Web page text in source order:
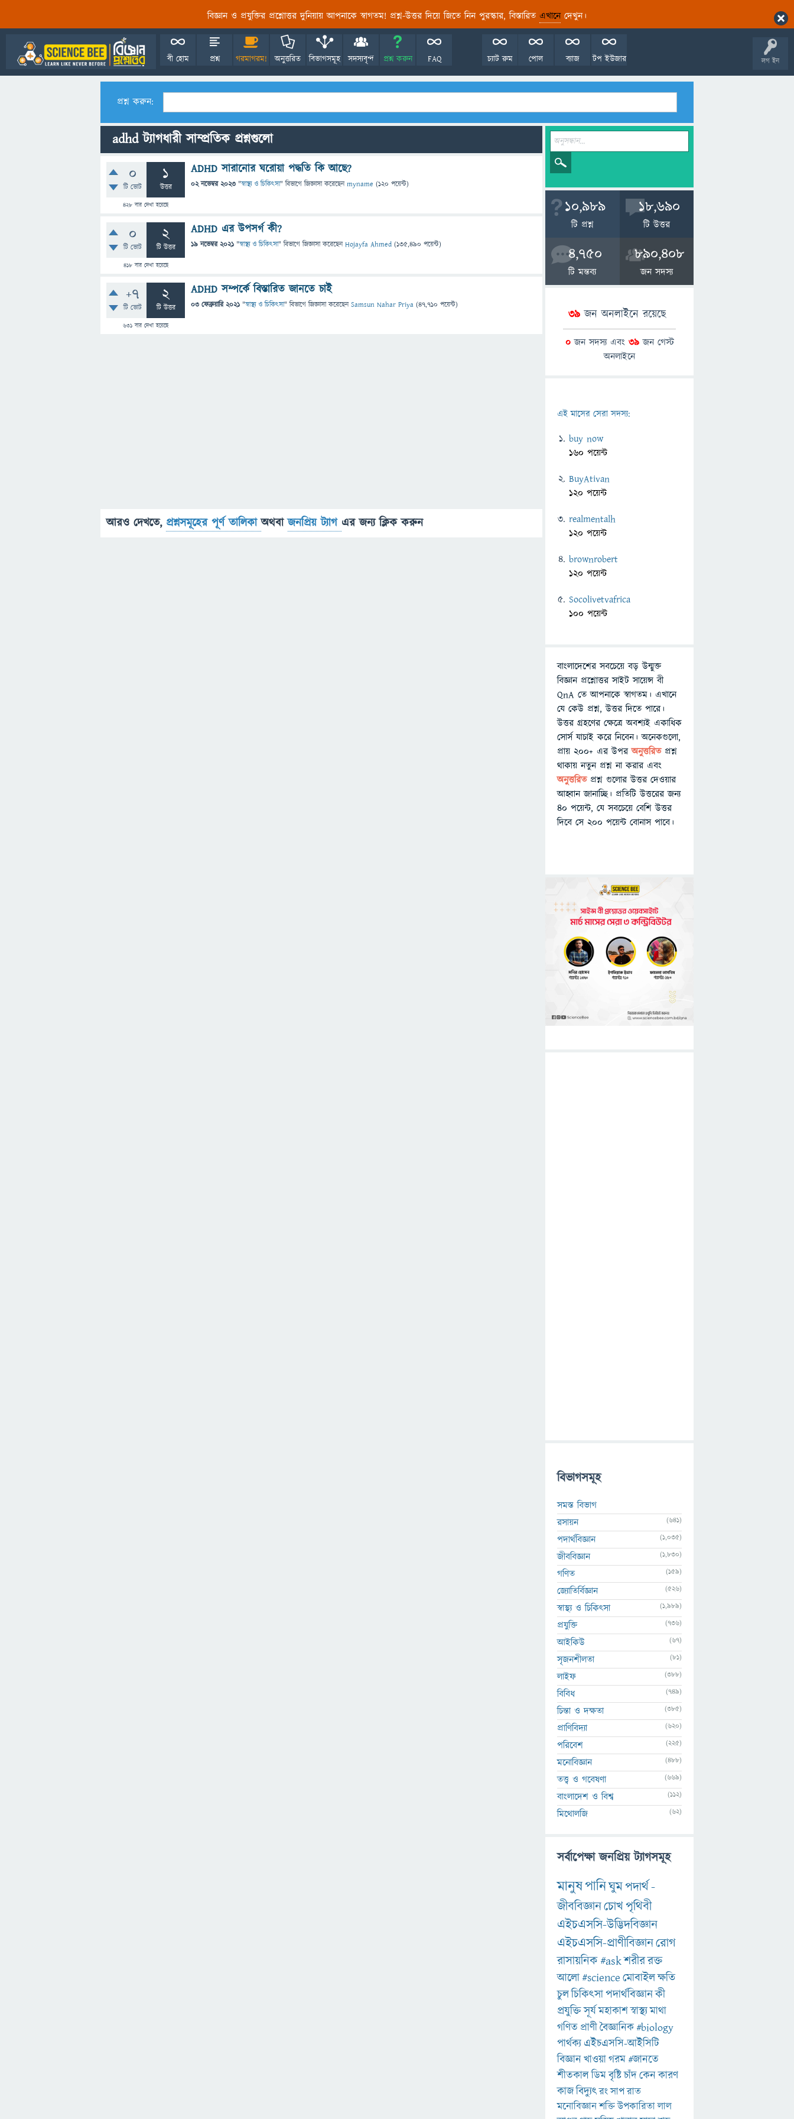
বিজ্ঞান ও প্রযুক্তির প্রশ্নোত্তর দুনিয়ায় আপনাকে স্বাগতম! প্রশ্ন-উত্তর দিয়ে জিতে নিন পুরস্কার, বিস্তারিত এখানেদেখুন।
লগ ইন
বী হোম প্রশ্ন গরমাগরম! অনুত্তরিত বিভাগসমূহ সদস্যবৃন্দ প্রশ্ন করুন FAQ টপ ইউজার
ব্যাজ
পোল
চ্যাট রুম
প্রশ্ন করুন:
adhd ট্যাগধারী সাম্প্রতিক প্রশ্নগুলো
0
টি ভোট
1
উত্তর
428 বার দেখা হয়েছে
ADHD সারানোর ঘরোয়া পদ্ধতি কি আছে?
02 নভেম্বর 2023 "স্বাস্থ্য ও চিকিৎসা" বিভাগে জিজ্ঞাসাকরেছেনmyname (120 পয়েন্ট)
0
টি ভোট
2
টি উত্তর
418বার দেখা হয়েছে
ADHD এর উপসর্গ কী?
19 নভেম্বর 2021 "স্বাস্থ্য ও চিকিৎসা" বিভাগে জিজ্ঞাসাকরেছেনHojayfa Ahmed (135,490 পয়েন্ট)
+7
টি ভোট
2
টি উত্তর
631 বার দেখা হয়েছে
ADHD সম্পর্কে বিস্তারিত জানতে চাই
03 ফেব্রুয়ারি 2021 "স্বাস্থ্য ও চিকিৎসা" বিভাগে জিজ্ঞাসাকরেছেনSamsun Nahar Priya (47,710 পয়েন্ট)
আরও দেখতে, প্রশ্নসমূহের পূর্ণ তালিকাঅথবাজনপ্রিয় ট্যাগ এর জন্য ক্লিক করুন
10,989
টি প্রশ্ন
18,690
টি উত্তর
4,750
টি মন্তব্য
890,408
জন সদস্য
39জন অনলাইনে রয়েছে
0জন সদস্য এবং 39জন গেস্ট
অনলাইনে
এই মাসের সেরা সদস্য:
buy now
160 পয়েন্ট
BuyAtivan
120 পয়েন্ট
realmentalh
120 পয়েন্ট
brownrobert
120 পয়েন্ট
Socolivetvafrica
100 পয়েন্ট
বাংলাদেশের সবচেয়ে বড় উন্মুক্ত
বিজ্ঞান প্রশ্নোত্তর সাইট সায়েন্স বী
QnA তে আপনাকে স্বাগতম। এখানে
যে কেউ প্রশ্ন, উত্তর দিতে পারে।
উত্তর গ্রহণের ক্ষেত্রে অবশ্যই একাধিক
সোর্স যাচাই করে নিবেন। অনেকগুলো,
প্রায় ২০০+ এর উপরঅনুত্তরিতপ্রশ্ন
থাকায় নতুন প্রশ্ন না করার এবং
অনুত্তরিত প্রশ্ন গুলোর উত্তর দেওয়ার
আহ্বান জানাচ্ছি। প্রতিটি উত্তরের জন্য
৪০ পয়েন্ট, যে সবচেয়ে বেশি উত্তর
দিবে সে ২০০ পয়েন্ট বোনাস পাবে।
বিভাগসমূহ
সমস্ত বিভাগ
রসায়ন
(641)
পদার্থবিজ্ঞান (1,035)
জীববিজ্ঞান (1,830)
গণিত (159)
জ্যোতির্বিজ্ঞান (526)
স্বাস্থ্য ও চিকিৎসা (1,989)
প্রযুক্তি (736)
আইকিউ (67)
সৃজনশীলতা (81)
লাইফ (388)
বিবিধ (749)
চিন্তা ও দক্ষতা (385)
প্রাণিবিদ্যা (620)
পরিবেশ (225)
মনোবিজ্ঞান (488)
তত্ত্ব ও গবেষণা (669)
বাংলাদেশ ও বিশ্ব (112)
মিথোলজি (62)
সর্বাপেক্ষা জনপ্রিয় ট্যাগসমূহ
মানুষপানিঘুমপদার্থ-
জীববিজ্ঞানচোখপৃথিবী
এইচএসসি-উদ্ভিদবিজ্ঞান
এইচএসসি-প্রাণীবিজ্ঞানরোগ
রাসায়নিক#askশরীররক্ত
আলো#scienceমোবাইলক্ষতি
চুলচিকিৎসাপদার্থবিজ্ঞানকী
প্রযুক্তিসূর্যমহাকাশস্বাস্থ্যমাথা
গণিত প্রাণীবৈজ্ঞানিক#biology
পার্থক্য এইচএসসি-আইসিটি
বিজ্ঞানখাওয়াগরম#জানতে
শীতকালডিমবৃষ্টিচাঁদকেনকারণ
কাজবিদ্যুৎরংসাপরাত
মনোবিজ্ঞানশক্তিউপকারিতালাল